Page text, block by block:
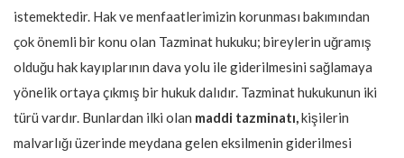
istemektedir. Hak ve menfaatlerimizin korunması bakımından
çok önemli bir konu olan Tazminat hukuku; bireylerin uğramış
olduğu hak kayıplarının dava yolu ile giderilmesini sağlamaya
yönelik ortaya çıkmış bir hukuk dalıdır. Tazminat hukukunun iki
türü vardır. Bunlardan ilki olan maddi tazminatı,kişilerin
malvarlığı üzerinde meydana gelen eksilmenin giderilmesi